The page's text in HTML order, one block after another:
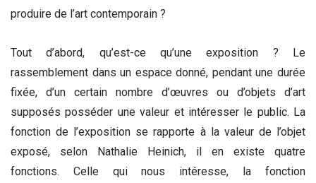
produire de l’art contemporain ?
Tout d’abord, qu’est-ce qu’une exposition ? Le
rassemblement dans un espace donné, pendant une durée
fixée, d’un certain nombre d’œuvres ou d’objets d’art
supposés posséder une valeur et intéresser le public. La
fonction de l’exposition se rapporte à la valeur de l’objet
exposé, selon Nathalie Heinich, il en existe quatre
fonctions. Celle qui nous intéresse, la fonction